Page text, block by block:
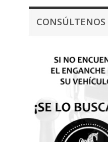
CONSÚLTENOS